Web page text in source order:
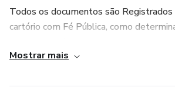
Todos os documentos são
cartório com Fé Pública, como
Mostrar mais